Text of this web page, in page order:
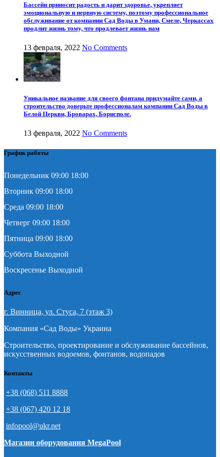
Бассейн приносит радость и дарит здоровье, укрепляет
эмоциональную и нервную систему, поэтому профессиональное
обслуживание от компании Сад Воды в Умани, Смеле, Черкассах
продлит жизнь тому, что продлевает жизнь нам
13 февраля, 2022 No Comments
Уникальное название для своего фонтана придумайте сами, а
строительство доверьте профессионалам компании Сад Воды в
Белой Церкви, Броварах, Борисполе.
13 февраля, 2022 No Comments
График работы
Понедельник 09:00 18:00
Вторник 09:00 18:00
Среда 09:00 18:00
Четверг 09:00 18:00
Пятница 09:00 18:00
Суббота Выходной
Воскресенье Выходной
Адрес
г. Винница, ул. Стуса, 7 (этаж 3)
Компания «Сад Воды» Украина
Строительство, проектирование и обслуживание бассейнов,
искусственных водоемов, фонтанов, водопадов
Контакты
+38 (068) 511 8888
+38 (067) 420 12 18
infopool@ukr.net
Магазин оборудования MegaPool